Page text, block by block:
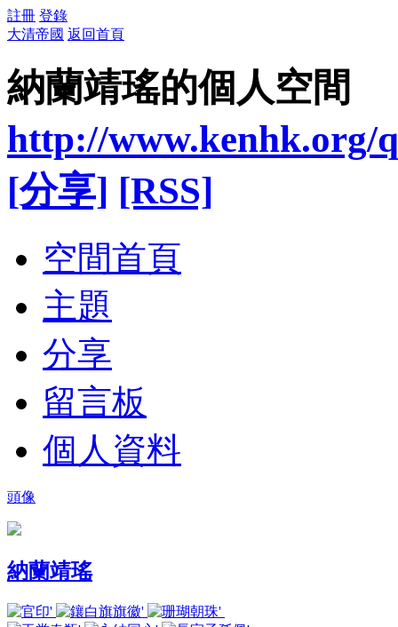
註冊 登錄
大清帝國 返回首頁
納蘭靖瑤的個人空間
http://www.kenhk.org/
[分享] [RSS]
空間首頁
主題
分享
留言板
個人資料
頭像
納蘭靖瑤